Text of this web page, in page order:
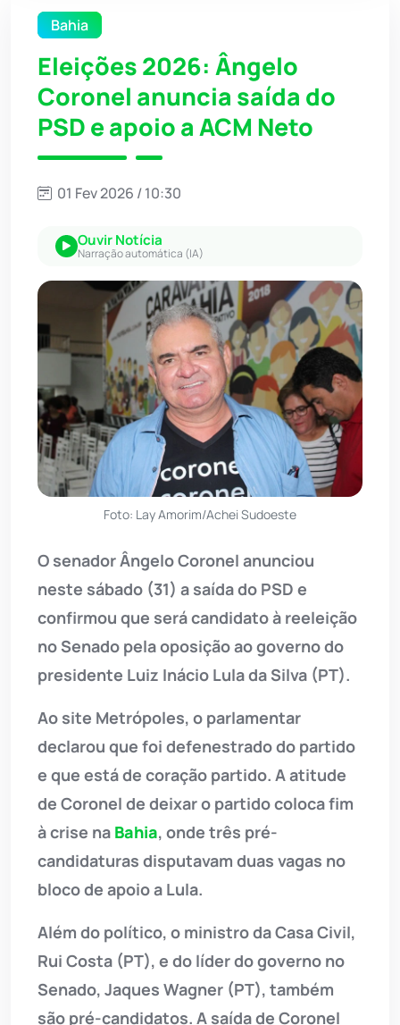
Bahia
Eleições 2026: Ângelo
Coronel anuncia saída do
PSD e apoio a ACM Neto
01 Fev 2026 / 10:30
Ouvir Notícia
Narração automática (IA)
Foto: Lay Amorim/Achei Sudoeste
O senador Ângelo Coronel anunciou
neste sábado (31) a saída do PSD e
confirmou que será candidato à reeleição
no Senado pela oposição ao governo do
presidente Luiz Inácio Lula da Silva (PT).
Ao site Metrópoles, o parlamentar
declarou que foi defenestrado do partido
e que está de coração partido. A atitude
de Coronel de deixar o partido coloca fim
à crise na Bahia, onde três pré-
candidaturas disputavam duas vagas no
bloco de apoio a Lula.
Além do político, o ministro da Casa Civil,
Rui Costa (PT), e do líder do governo no
Senado, Jaques Wagner (PT), também
são pré-candidatos. A saída de Coronel